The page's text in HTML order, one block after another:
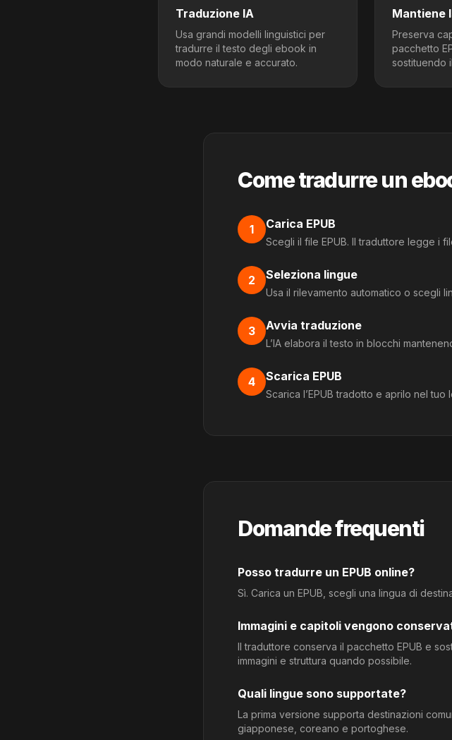
Traduzione IA
Usa grandi modelli linguistici per
tradurre il testo degli ebook in
modo naturale e accurato.
Mantiene
Preserva
pacchetto
sostituendo
Come tradurre un
1 Carica EPUB
Scegli il file EPUB. Il traduttore legge i
2 Seleziona lingue
Usa il rilevamento automatico o scegli
3 Avvia traduzione
L’IA elabora il testo in blocchi
4 Scarica EPUB
Scarica l’EPUB tradotto e aprilo nel
Domande frequenti
Posso tradurre un EPUB online?
Sì. Carica un EPUB, scegli una lingua di
Immagini e capitoli vengono
Il traduttore conserva il pacchetto EPUB e
immagini e struttura quando possibile.
Quali lingue sono supportate?
La prima versione supporta destinazioni
giapponese, coreano e portoghese.